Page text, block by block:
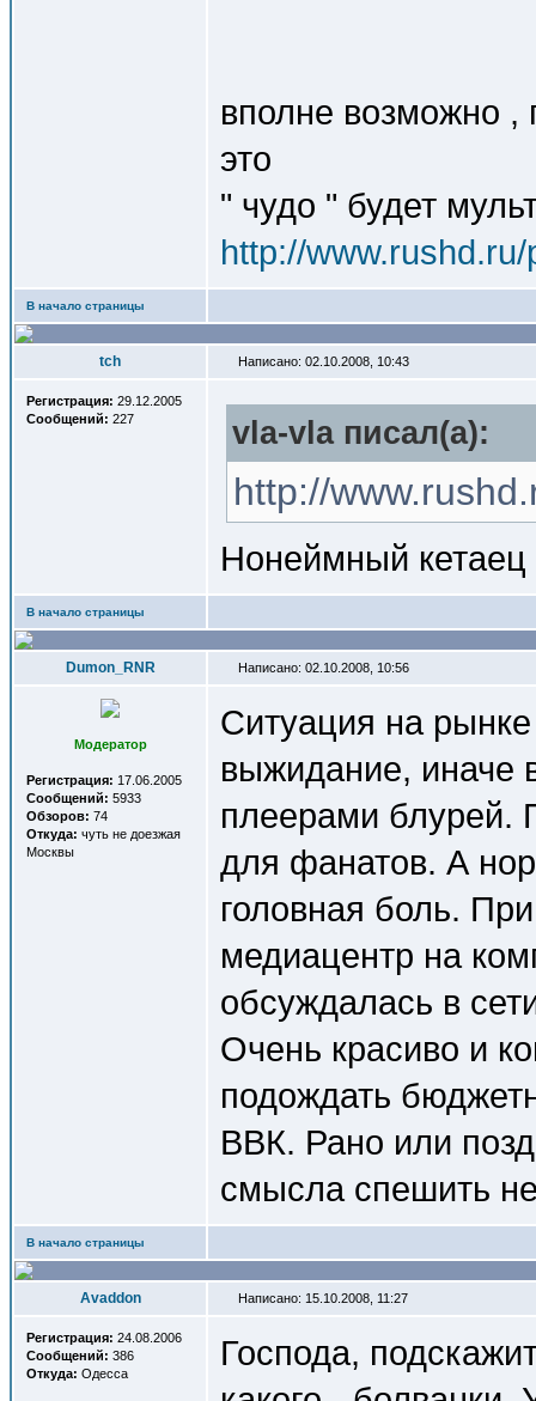
вполне возможно
это
" чудо " будет
http://
В начало страницы
tch Написано: 02.10.2008, 10:43
Регистрация: 29.12.2005
Сообщений: 227 vla-vla писал(a):
http://
Нонеймный
В начало страницы
Dumon_RNR Написано: 02.10.2008, 10:56
Модератор
Регистрация: 17.06.2005
Сообщений: 5933
Обзоров: 74
Откуда: чуть не доезжая
Москвы
Ситуация на
выжидание, иначе
плеерами блурей.
для фанатов. А
головная боль.
медиацентр на
обсуждалась в
Очень красиво и
подождать
ВВК. Рано или
смысла спешить
В начало страницы
Avaddon Написано: 15.10.2008, 11:27
Регистрация: 24.08.2006
Сообщений: 386
Откуда: Одесса
Господа,